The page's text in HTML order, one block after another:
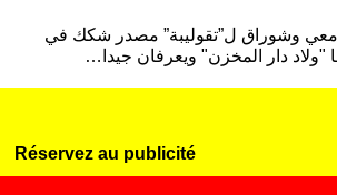
وشوراق ل”تقوليبة” مصدر شكك في
"ولاد دار المخزن" ويعرفان جيدا…
Réservez au publicité